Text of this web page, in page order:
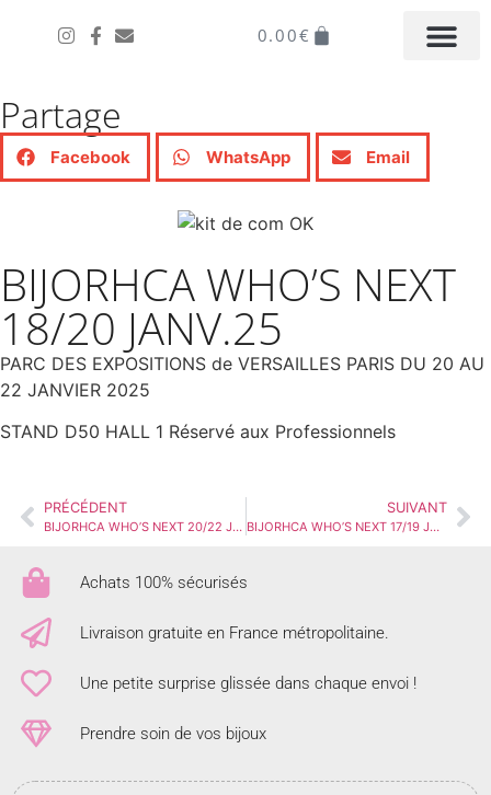
0.00€
Partage
Facebook WhatsApp Email
BIJORHCA WHO’S NEXT
18/20 JANV.25
PARC DES EXPOSITIONS de VERSAILLES PARIS DU 20 AU
22 JANVIER 2025
STAND D50 HALL 1 Réservé aux Professionnels
PRÉCÉDENT
BIJORHCA WHO’S NEXT 20/22 JANV.24
SUIVANT
BIJORHCA WHO’S NEXT 17/19 JANV.26
Achats 100% sécurisés
Livraison gratuite en France métropolitaine.
Une petite surprise glissée dans chaque envoi !
Prendre soin de vos bijoux